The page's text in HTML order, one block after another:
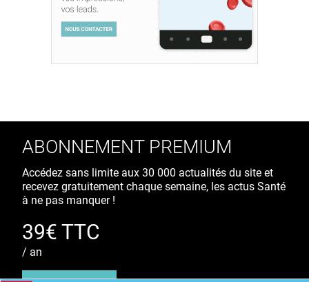
ABONNEMENT PREMIUM
Accédez sans limite aux 30 000 actualités du site et
recevez gratuitement chaque semaine, les actus Santé
à ne pas manquer !
39€ TTC
/ an